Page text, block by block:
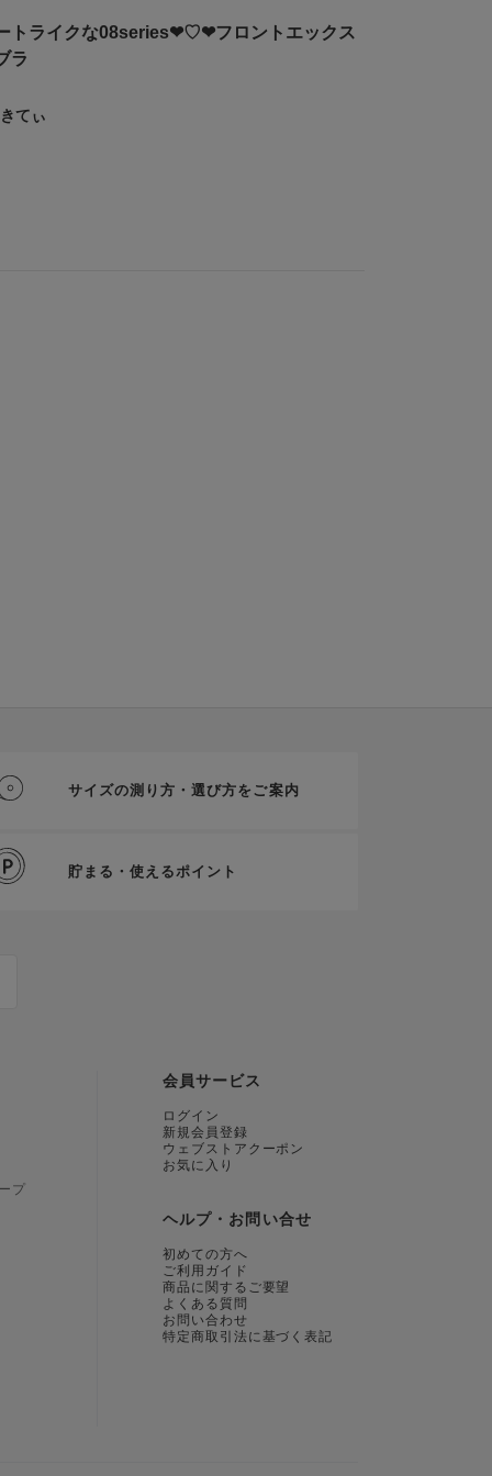
トライクな08series❤︎♡❤︎フロントエックス
ラ
きてぃ
サイズの測り方・選び方をご案内
貯まる・使えるポイント
プ
会員サービス
ログイン
新規会員登録
ウェブストアクーポン
お気に入り
ヘルプ・お問い合せ
初めての方へ
ご利用ガイド
商品に関するご要望
よくある質問
お問い合わせ
特定商取引法に基づく表記